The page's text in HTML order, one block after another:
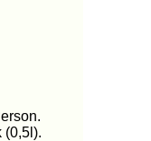
(0,5l).